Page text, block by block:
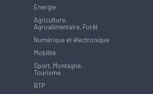
Energie
Agriculture,
Agroalimentaire, Forêt
Numérique et électronique
Mobilité
Sport, Montagne,
Tourisme
BTP